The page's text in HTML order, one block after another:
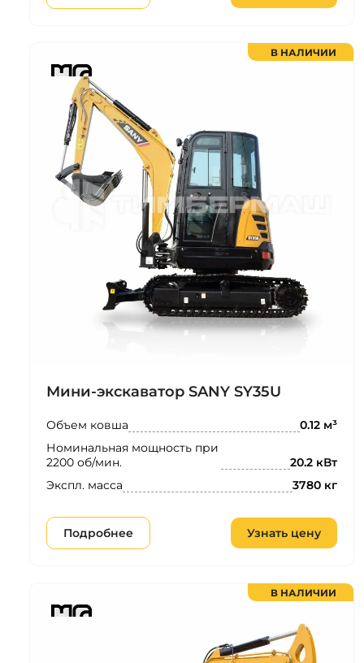
В НАЛИЧИИ
Мини-экскаватор SANY SY35U
Объем ковша 0.12 м³
Номинальная мощность при
2200 об/мин.
20.2 кВт
Экспл. масса 3780 кг
Подробнее Узнать цену
В НАЛИЧИИ